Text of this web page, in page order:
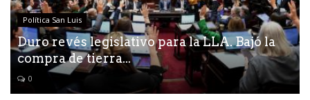
Política San Luis
Duro revés legislativo para la LLA. Bajó la
compra de tierra...
0